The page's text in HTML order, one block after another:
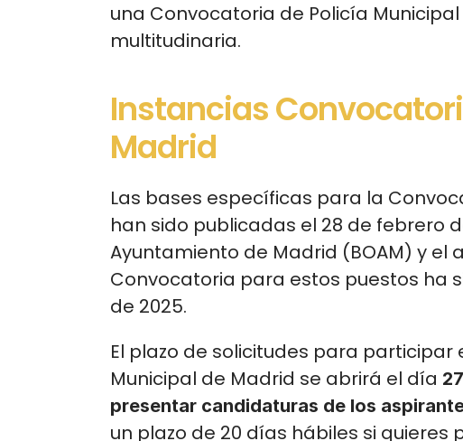
una Convocatoria de Policía
multitudinaria.
Instancias
Madrid
Las bases específicas para la
han sido publicadas el 28 de febrero
Ayuntamiento de Madrid (BOAM) y el
Convocatoria para estos puestos ha
de 2025.
El plazo de solicitudes para participar
Municipal de Madrid se abrirá el día
presentar candidaturas de los
un plazo de 20 días hábiles si